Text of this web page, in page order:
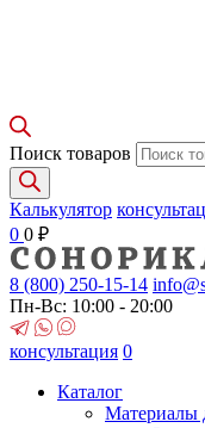
Поиск товаров
Калькулятор
0 0 ₽
8 (800) 250-15-14
Пн-Вс: 10:00 - 20:00
консультация 0
Каталог
Материалы